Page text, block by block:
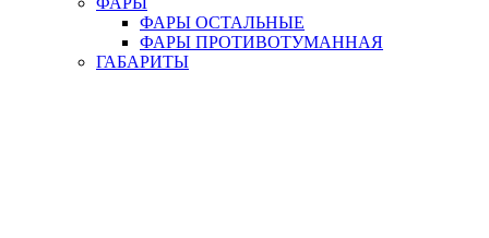
ФАРЫ ОСТАЛЬНЫЕ
ФАРЫ ПРОТИВОТУМАННАЯ
ГАБАРИТЫ